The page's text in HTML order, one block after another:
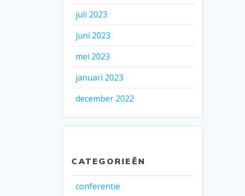
juli 2023
juni 2023
mei 2023
januari 2023
december 2022
CATEGORIEËN
conferentie